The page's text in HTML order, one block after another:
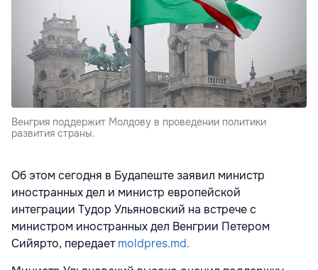
Венгрия поддержит Молдову в проведении политики
развития страны.
Об этом сегодня в Будапеште заявил министр
иностранных дел и министр европейской
интеграции Тудор Ульяновский на встрече с
министром иностранных дел Венгрии Петером
Сийярто, передаетmoldpres.md.